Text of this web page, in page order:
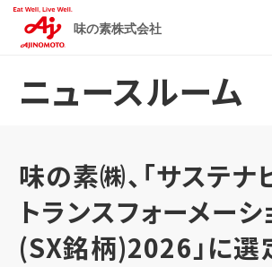
味の素株式会社
ニュースルーム
味の素㈱、「サステナ
トランスフォーメー
(SX銘柄)2026」に選